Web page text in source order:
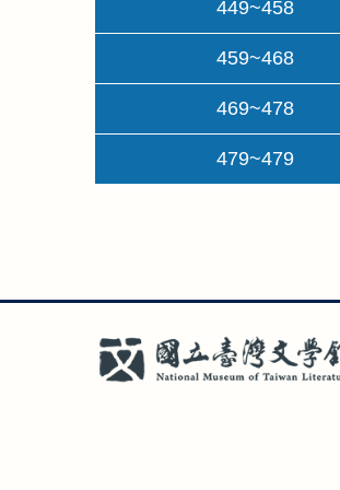
449~458
459~468
469~478
479~479